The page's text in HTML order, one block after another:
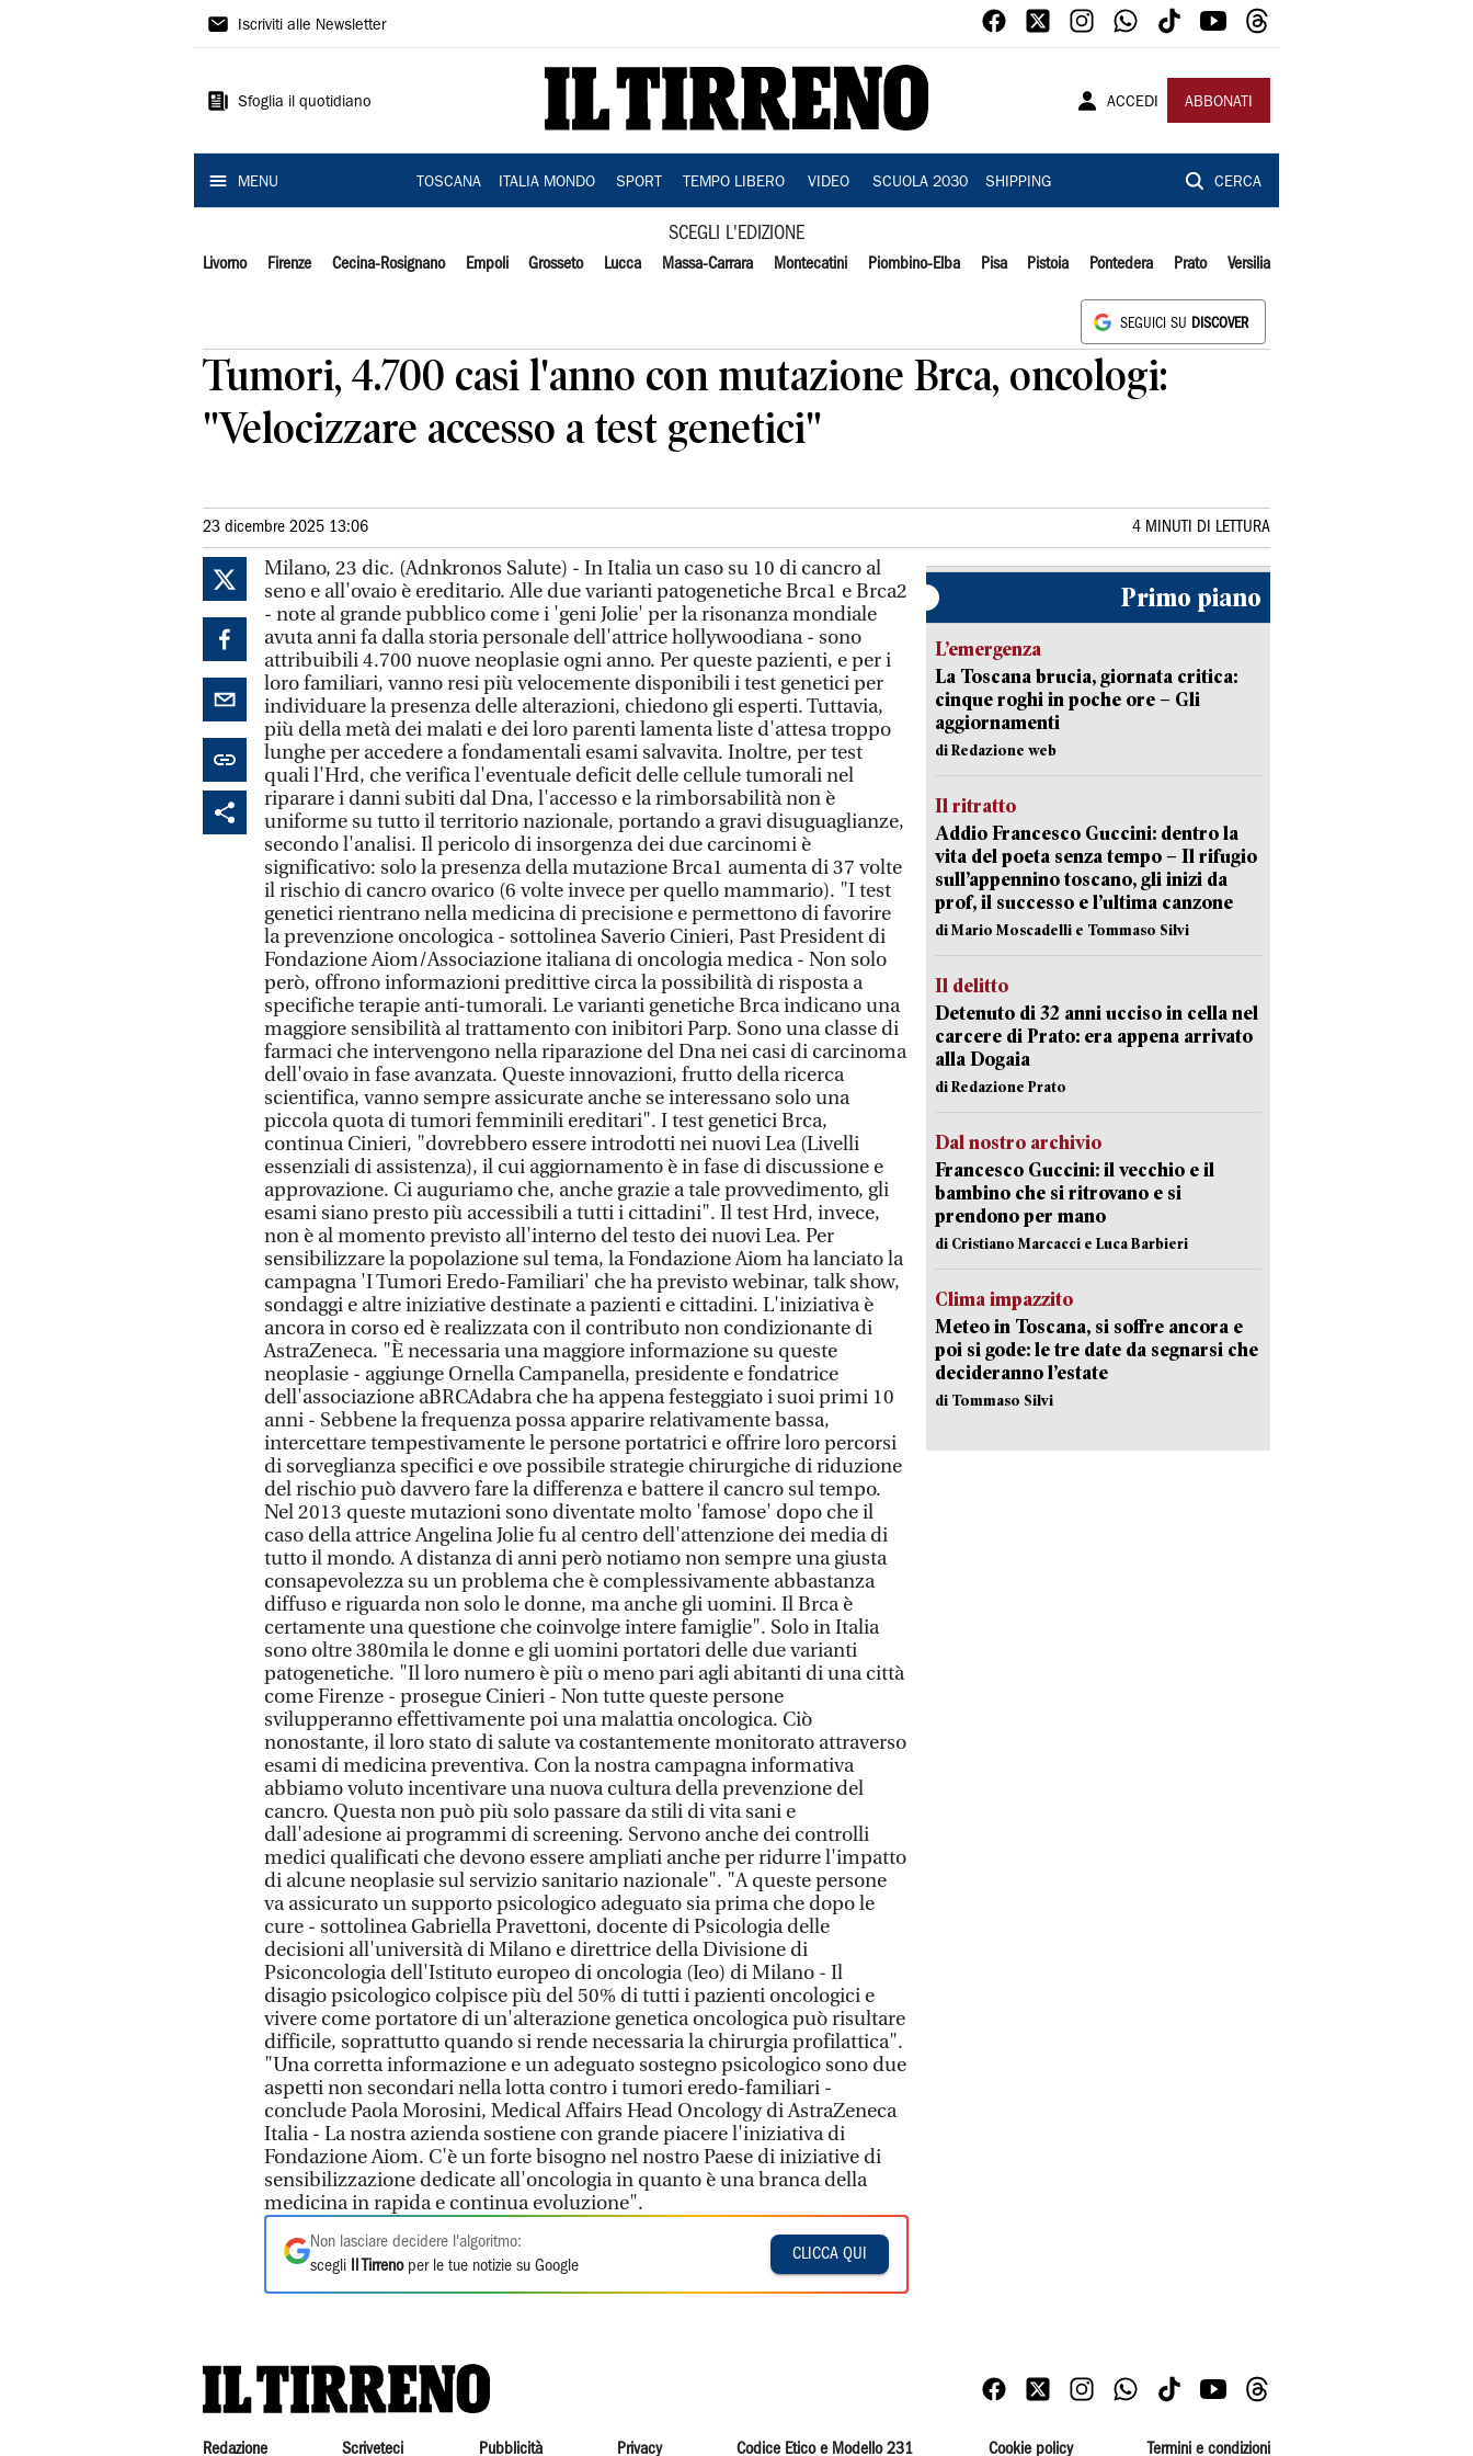
Il
Iscriviti alle Newsletter
Sfoglia il quotidiano ACCEDI ABBONATI
MENU TOSCANA ITALIA MONDO SPORT TEMPO LIBERO VIDEO SCUOLA 2030 SHIPPING CERCA
SCEGLI L'EDIZIONE
Livorno Firenze Cecina-Rosignano Empoli Grosseto Lucca Massa-Carrara Montecatini Piombino-Elba Pisa Pistoia Pontedera Prato Versilia
SEGUICI SU DISCOVER
Tumori, 4.700 casi l'anno con mutazione Brca, oncologi:
"Velocizzare accesso a test genetici"
23 dicembre 2025 13:06 4 MINUTI DI LETTURA
Milano, 23 dic. (Adnkronos Salute) - In Italia un caso su 10 di cancro al
seno e all'ovaio è ereditario. Alle due varianti patogenetiche Brca1 e Brca2
- note al grande pubblico come i 'geni Jolie' per la risonanza mondiale
avuta anni fa dalla storia personale dell'attrice hollywoodiana - sono
attribuibili 4.700 nuove neoplasie ogni anno. Per queste pazienti, e per i
loro familiari, vanno resi più velocemente disponibili i test genetici per
individuare la presenza delle alterazioni, chiedono gli esperti. Tuttavia,
più della metà dei malati e dei loro parenti lamenta liste d'attesa troppo
lunghe per accedere a fondamentali esami salvavita. Inoltre, per test
quali l'Hrd, che verifica l'eventuale deficit delle cellule tumorali nel
riparare i danni subiti dal Dna, l'accesso e la rimborsabilità non è
uniforme su tutto il territorio nazionale, portando a gravi disuguaglianze,
secondo l'analisi. Il pericolo di insorgenza dei due carcinomi è
significativo: solo la presenza della mutazione Brca1 aumenta di 37 volte
il rischio di cancro ovarico (6 volte invece per quello mammario). "I test
genetici rientrano nella medicina di precisione e permettono di favorire
la prevenzione oncologica - sottolinea Saverio Cinieri, Past President di
Fondazione Aiom/Associazione italiana di oncologia medica - Non solo
però, offrono informazioni predittive circa la possibilità di risposta a
specifiche terapie anti-tumorali. Le varianti genetiche Brca indicano una
maggiore sensibilità al trattamento con inibitori Parp. Sono una classe di
farmaci che intervengono nella riparazione del Dna nei casi di carcinoma
dell'ovaio in fase avanzata. Queste innovazioni, frutto della ricerca
scientifica, vanno sempre assicurate anche se interessano solo una
piccola quota di tumori femminili ereditari". I test genetici Brca,
continua Cinieri, "dovrebbero essere introdotti nei nuovi Lea (Livelli
essenziali di assistenza), il cui aggiornamento è in fase di discussione e
approvazione. Ci auguriamo che, anche grazie a tale provvedimento, gli
esami siano presto più accessibili a tutti i cittadini". Il test Hrd, invece,
non è al momento previsto all'interno del testo dei nuovi Lea. Per
sensibilizzare la popolazione sul tema, la Fondazione Aiom ha lanciato la
campagna 'I Tumori Eredo-Familiari' che ha previsto webinar, talk show,
sondaggi e altre iniziative destinate a pazienti e cittadini. L'iniziativa è
ancora in corso ed è realizzata con il contributo non condizionante di
AstraZeneca. "È necessaria una maggiore informazione su queste
neoplasie - aggiunge Ornella Campanella, presidente e fondatrice
dell'associazione aBRCAdabra che ha appena festeggiato i suoi primi 10
anni - Sebbene la frequenza possa apparire relativamente bassa,
intercettare tempestivamente le persone portatrici e offrire loro percorsi
di sorveglianza specifici e ove possibile strategie chirurgiche di riduzione
del rischio può davvero fare la differenza e battere il cancro sul tempo.
Nel 2013 queste mutazioni sono diventate molto 'famose' dopo che il
caso della attrice Angelina Jolie fu al centro dell'attenzione dei media di
tutto il mondo. A distanza di anni però notiamo non sempre una giusta
consapevolezza su un problema che è complessivamente abbastanza
diffuso e riguarda non solo le donne, ma anche gli uomini. Il Brca è
certamente una questione che coinvolge intere famiglie". Solo in Italia
sono oltre 380mila le donne e gli uomini portatori delle due varianti
patogenetiche. "Il loro numero è più o meno pari agli abitanti di una città
come Firenze - prosegue Cinieri - Non tutte queste persone
svilupperanno effettivamente poi una malattia oncologica. Ciò
nonostante, il loro stato di salute va costantemente monitorato attraverso
esami di medicina preventiva. Con la nostra campagna informativa
abbiamo voluto incentivare una nuova cultura della prevenzione del
cancro. Questa non può più solo passare da stili di vita sani e
dall'adesione ai programmi di screening. Servono anche dei controlli
medici qualificati che devono essere ampliati anche per ridurre l'impatto
di alcune neoplasie sul servizio sanitario nazionale". "A queste persone
va assicurato un supporto psicologico adeguato sia prima che dopo le
cure - sottolinea Gabriella Pravettoni, docente di Psicologia delle
decisioni all'università di Milano e direttrice della Divisione di
Psiconcologia dell'Istituto europeo di oncologia (Ieo) di Milano - Il
disagio psicologico colpisce più del 50% di tutti i pazienti oncologici e
vivere come portatore di un'alterazione genetica oncologica può risultare
difficile, soprattutto quando si rende necessaria la chirurgia profilattica".
"Una corretta informazione e un adeguato sostegno psicologico sono due
aspetti non secondari nella lotta contro i tumori eredo-familiari -
conclude Paola Morosini, Medical Affairs Head Oncology di AstraZeneca
Italia - La nostra azienda sostiene con grande piacere l'iniziativa di
Fondazione Aiom. C'è un forte bisogno nel nostro Paese di iniziative di
sensibilizzazione dedicate all'oncologia in quanto è una branca della
medicina in rapida e continua evoluzione".
Non lasciare decidere l'algoritmo:
scegli
Il Tirrenoper le tue notizie su Google
CLICCA QUI
Primo piano
L’emergenza
La Toscana brucia, giornata critica:
cinque roghi in poche ore – Gli
aggiornamenti
di Redazione web
Il ritratto
Addio Francesco Guccini: dentro la
vita del poeta senza tempo – Il rifugio
sull’appennino toscano, gli inizi da
prof, il successo e l’ultima canzone
di Mario Moscadelli e Tommaso Silvi
Il delitto
Detenuto di 32 anni ucciso in cella nel
carcere di Prato: era appena arrivato
alla Dogaia
di Redazione Prato
Dal nostro archivio
Francesco Guccini: il vecchio e il
bambino che si ritrovano e si
prendono per mano
di Cristiano Marcacci e Luca Barbieri
Clima impazzito
Meteo in Toscana, si soffre ancora e
poi si gode: le tre date da segnarsi che
decideranno l’estate
di Tommaso Silvi
Redazione Scriveteci Pubblicità Privacy Codice Etico e Modello 231 Cookie policy Termini e condizioni